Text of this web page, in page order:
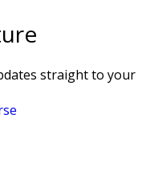
straight to your